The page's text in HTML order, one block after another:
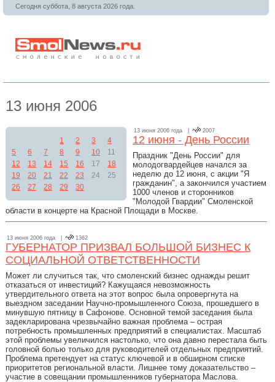
Сегодня суббота, 8 августа 2026 года.
13 июня 2006
1 2 3
4
5
6 7 8 9 10
11
12
13 14 15 16 17
18
19
20 21 22 23 24
25
26
27 28 29 30
13 июня 2006 года | 2007
12 июня - День России
Праздник "День России" для
молодогвардейцев начался за
неделю до 12 июня, с акции "Я
гражданин", а закончился участием
1000 членов и сторонников
"Молодой Гвардии" Смоленской
области в концерте на Красной Площади в Москве.
13 июня 2006 года | 1362
ГУБЕРНАТОР ПРИЗВАЛ БОЛЬШОЙ БИЗНЕС К
СОЦИАЛЬНОЙ ОТВЕТСТВЕННОСТИ
Может ли случиться так, что смоленский бизнес однажды решит
отказаться от инвестиций? Кажущаяся невозможность
утвердительного ответа на этот вопрос была опровергнута на
выездном заседании Научно-промышленного Союза, прошедшего в
минувшую пятницу в Сафонове. Основной темой заседания была
задекларирована чрезвычайно важная проблема – острая
потребность промышленных предприятий в специалистах. Масштаб
этой проблемы увеличился настолько, что она давно перестала быть
головной болью только для руководителей отдельных предприятий.
Проблема претендует на статус ключевой и в обширном списке
приоритетов региональной власти. Лишнее тому доказательство –
участие в совещании промышленников губернатора Маслова.